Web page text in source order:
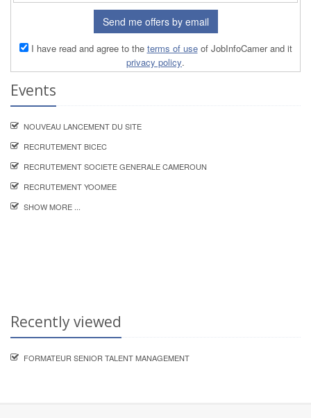
Send me offers by email
I have read and agree to the terms of useof JobInfoCamer and it
privacy policy.
Events
NOUVEAU LANCEMENT DU SITE
RECRUTEMENT BICEC
RECRUTEMENT SOCIETE GENERALE CAMEROUN
RECRUTEMENT YOOMEE
SHOW MORE ...
Recently viewed
FORMATEUR SENIOR TALENT MANAGEMENT